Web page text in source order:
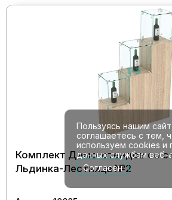
Комплект Демо-стендов со
Льдинка-Лестница №2
Пользуясь нашим
соглашаетесь с тем,
используем cookies и
данных службам веб-
Согласен